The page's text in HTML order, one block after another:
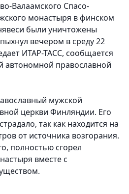
Валаамского Спасо-
монастыря в финском
были уничтожены
вечером в среду 22
ИТАР-ТАСС, сообщается
автономной православной
мужской
церкви Финляндии. Его
так как находится на
от источника возгорания.
полностью сгорел
вместе с